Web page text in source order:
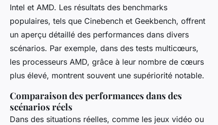
Intel et AMD. Les résultats des benchmarks
populaires, tels que Cinebench et Geekbench, offrent
un aperçu détaillé des performances dans divers
scénarios. Par exemple, dans des tests multicœurs,
les processeurs AMD, grâce à leur nombre de cœurs
plus élevé, montrent souvent une supériorité notable.
Comparaison des performances dans des
scénarios réels
Dans des situations réelles, comme les jeux vidéo ou